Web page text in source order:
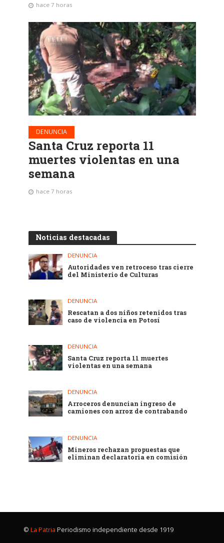
hace 7 horas
DENUNCIA
Santa Cruz reporta 11
muertes violentas en una
semana
hace 7 horas
Noticias destacadas
DENUNCIA
Autoridades ven retroceso tras cierre
del Ministerio de Culturas
DENUNCIA
Rescatan a dos niños retenidos tras
caso de violencia en Potosí
DENUNCIA
Santa Cruz reporta 11 muertes
violentas en una semana
DENUNCIA
Arroceros denuncian ingreso de
camiones con arroz de contrabando
DENUNCIA
Mineros rechazan propuestas que
eliminan declaratoria en comisión
© La Patria Periodismo independiente desde 1919